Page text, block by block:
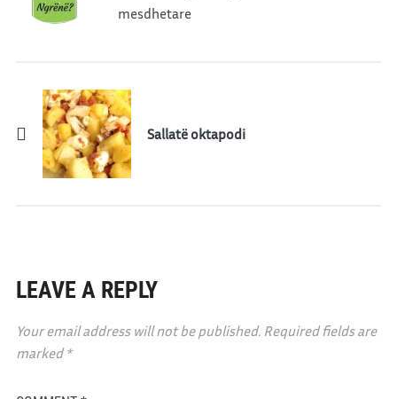
mesdhetare
Sallatë oktapodi
LEAVE A REPLY
Your email address will not be published. Required fields are
marked*